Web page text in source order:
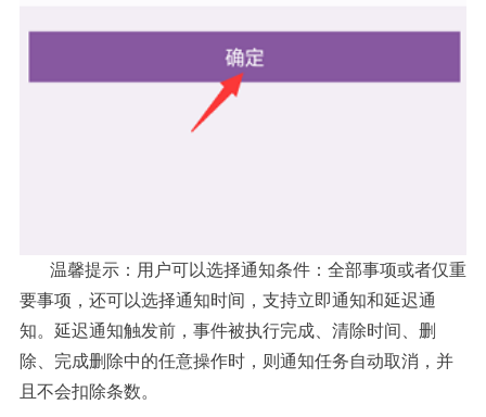
温馨提示：用户可以选择通知条件：全部事项或者仅重
要事项，还可以选择通知时间，支持立即通知和延迟通
知。延迟通知触发前，事件被执行完成、清除时间、删
除、完成删除中的任意操作时，则通知任务自动取消，并
且不会扣除条数。